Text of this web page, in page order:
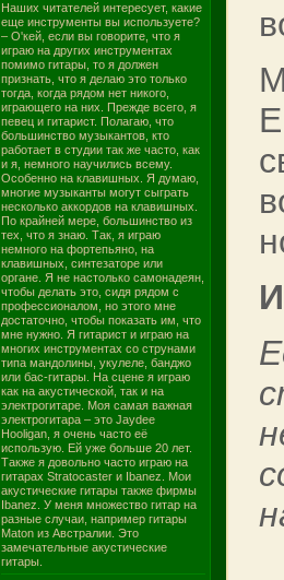
Наших читателей интересует, какие
еще инструменты вы используете?
– О'кей, если вы говорите, что я
играю на других инструментах
помимо гитары, то я должен
признать, что я делаю это только
тогда, когда рядом нет никого,
играющего на них. Прежде всего, я
певец и гитарист. Полагаю, что
большинство музыкантов, кто
работает в студии так же часто, как
и я, немного научились всему.
Особенно на клавишных. Я думаю,
многие музыканты могут сыграть
несколько аккордов на клавишных.
По крайней мере, большинство из
тех, что я знаю. Так, я играю
немного на фортепьяно, на
клавишных, синтезаторе или
органе. Я не настолько самонадеян,
чтобы делать это, сидя рядом с
профессионалом, но этого мне
достаточно, чтобы показать им, что
мне нужно. Я гитарист и играю на
многих инструментах со струнами
типа мандолины, укулеле, банджо
или бас-гитары. На сцене я играю
как на акустической, так и на
электрогитаре. Моя самая важная
электрогитара – это Jaydee
Hooligan, я очень часто её
использую. Ей уже больше 20 лет.
Также я довольно часто играю на
гитарах Stratocaster и Ibanez. Мои
акустические гитары также фирмы
Ibanez. У меня множество гитар на
разные случаи, например гитары
Maton из Австралии. Это
замечательные акустические
гитары.